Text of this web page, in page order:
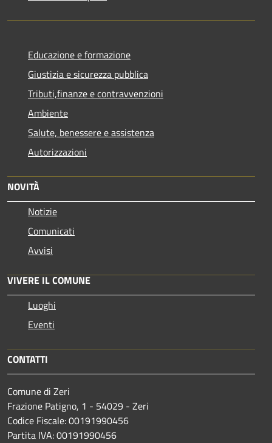
Educazione e formazione
Giustizia e sicurezza pubblica
Tributi,finanze e contravvenzioni
Ambiente
Salute, benessere e assistenza
Autorizzazioni
NOVITÀ
Notizie
Comunicati
Avvisi
VIVERE IL COMUNE
Luoghi
Eventi
CONTATTI
Comune di Zeri
Frazione Patigno, 1 - 54029 - Zeri
Codice Fiscale: 00191990456
Partita IVA: 00191990456